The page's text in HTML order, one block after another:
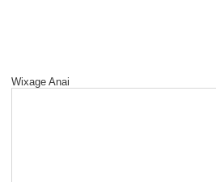
Wixage Anai